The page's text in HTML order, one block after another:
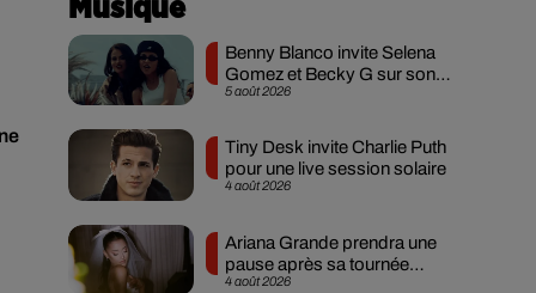
Musique
5 août 2026
Benny Blanco invite Selena
Gomez et Becky G sur son
nouveau single
4 août 2026
Tiny Desk invite Charlie Puth
pour une live session solaire
4 août 2026
Ariana Grande prendra une
pause après sa tournée
mondiale